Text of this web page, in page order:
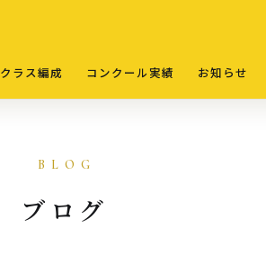
クラス編成 コンクール実績 お知らせ
ブログ